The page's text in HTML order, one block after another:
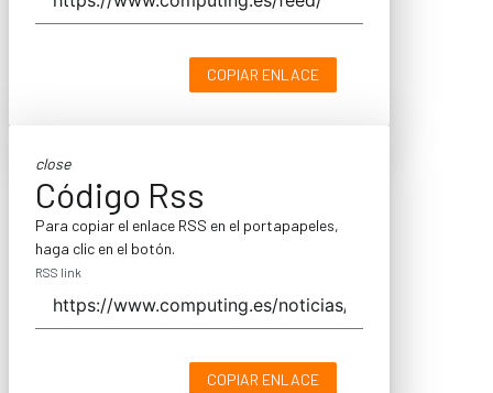
COPIAR ENLACE
close
Código Rss
Para copiar el enlace RSS en el portapapeles,
haga clic en el botón.
RSS link
COPIAR ENLACE